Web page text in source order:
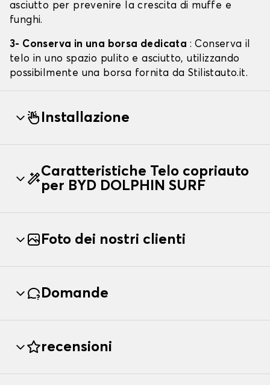
asciutto per prevenire la crescita di muffe e
funghi.
3- Conserva in una borsa dedicata : Conserva il
telo in uno spazio pulito e asciutto, utilizzando
possibilmente una borsa fornita da Stilistauto.it.
Installazione
Caratteristiche Telo copriauto
per BYD DOLPHIN SURF
Foto dei nostri clienti
Domande
recensioni